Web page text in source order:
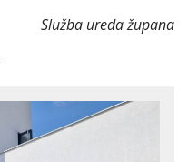
Služba ureda župana